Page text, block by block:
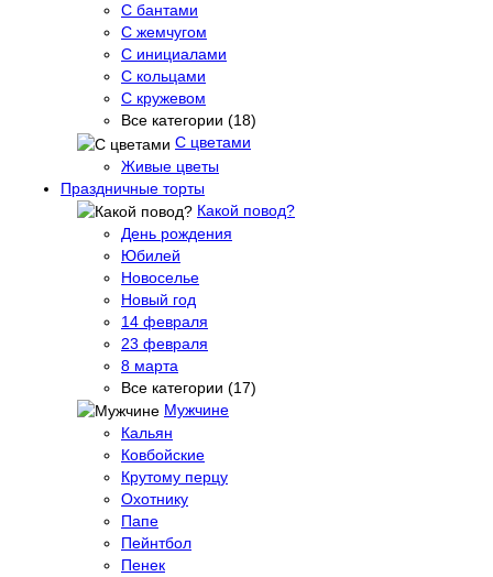
С бантами
С жемчугом
С инициалами
С кольцами
С кружевом
Все категории (18)
С цветами
Живые цветы
Праздничные торты
Какой повод?
День рождения
Юбилей
Новоселье
Новый год
14 февраля
23 февраля
8 марта
Все категории (17)
Мужчине
Кальян
Ковбойские
Крутому перцу
Охотнику
Папе
Пейнтбол
Пенек